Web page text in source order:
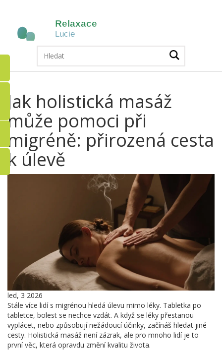
Jak holistická masáž
může pomoci při
migréně: přirozená cesta
k úlevě
led, 3 2026
Stále více lidí s migrénou hledá úlevu mimo léky. Tabletka po
tabletce, bolest se nechce vzdát. A když se léky přestanou
vyplácet, nebo způsobují nežádoucí účinky, začínáš hledat jiné
cesty. Holistická masáž není zázrak, ale pro mnoho lidí je to
první věc, která opravdu změní kvalitu života.